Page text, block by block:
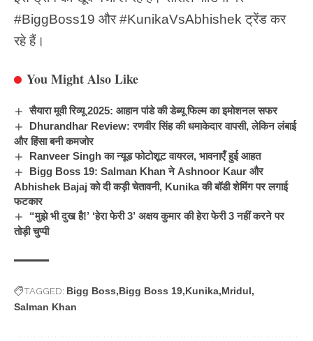
#BiggBoss19 और #KunikaVsAbhishek ट्रेंड कर
रहे हैं।
You Might Also Like
सैयारा मूवी रिव्यू 2025: आहान पांडे की डेब्यू फिल्म का इमोशनल सफर
Dhurandhar Review: रणवीर सिंह की धमाकेदार वापसी, लेकिन लंबाई
और हिंसा बनी कमजोर
Ranveer Singh का न्यूड फोटोशूट वायरल, भावनाएँ हुई आहत
Bigg Boss 19: Salman Khan ने Ashnoor Kaur और
Abhishek Bajaj को दी कड़ी चेतावनी, Kunika की बॉडी शेमिंग पर लगाई
फटकार
“मुझे भी दुख है!’ ‘हेरा फेरी 3’ अक्षय कुमार की हेरा फेरी 3 नहीं करने पर
तोड़ी चुप्पी
TAGGED: Bigg Boss Bigg Boss 19 Kunika Mridul
Salman Khan